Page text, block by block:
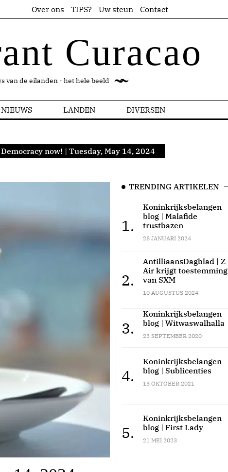
Over ons TIPS? Uw steun Contact
Curacao
van de eilanden - het hele beeld
NIEUWS LANDEN DIVERSEN
Democracy now! | Tuesday, May 14, 2024
TRENDING ARTIKELEN
1.
Koninkrijksbelangen
blog | Malafide
trustbazen
28 JANUARI 2024
2.
AntilliaansDagblad | Z
Air krijgt toestemming
van SXM
10 AUGUSTUS 2024
3.
Koninkrijksbelangen
blog | Witwaswalhalla
23 SEPTEMBER 2020
4.
Koninkrijksbelangen
blog | Sublicenties
13 OKTOBER 2021
5.
Koninkrijksbelangen
blog | First Lady
21 MEI 2023